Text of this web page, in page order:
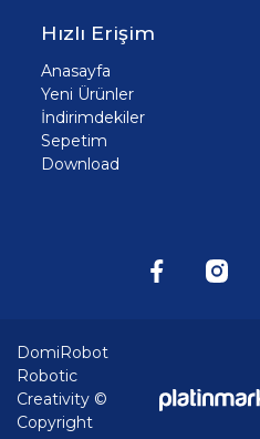
Hızlı Erişim
Anasayfa
Yeni Ürünler
İndirimdekiler
Sepetim
Download
DomiRobot
Robotic
Creativity ©
Copyright